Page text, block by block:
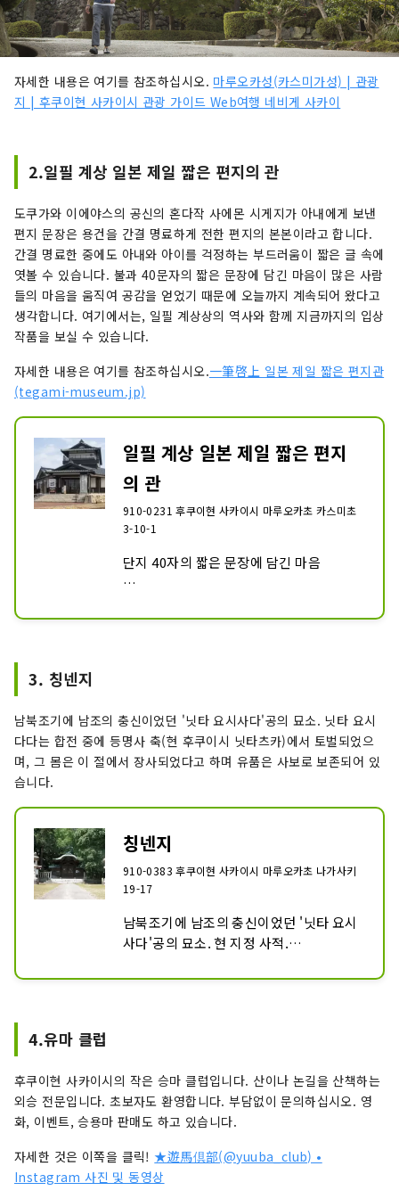
자세한 내용은 여기를 참조하십시오. 마루오카성(카스미가성) | 관광
지 | 후쿠이현 사카이시 관광 가이드 Web여행 네비게 사카이
2.일필 계상 일본 제일 짧은 편지의 관
도쿠가와 이에야스의 공신의 혼다작 사에몬 시게지가 아내에게 보낸
편지 문장은 용건을 간결 명료하게 전한 편지의 본본이라고 합니다.
간결 명료한 중에도 아내와 아이를 걱정하는 부드러움이 짧은 글 속에
엿볼 수 있습니다. 불과 40문자의 짧은 문장에 담긴 마음이 많은 사람
들의 마음을 움직여 공감을 얻었기 때문에 오늘까지 계속되어 왔다고
생각합니다. 여기에서는, 일필 계상상의 역사와 함께 지금까지의 입상
작품을 보실 수 있습니다.
자세한 내용은 여기를 참조하십시오.一筆啓上 일본 제일 짧은 편지관
(tegami-museum.jp)
일필 계상 일본 제일 짧은 편지
의 관
910-0231 후쿠이현 사카이시 마루오카초 카스미초
3-10-1
단지 40자의 짧은 문장에 담긴 마음
의 용명을 담은 혼다작 사에몬 시게지가 진
있습니다. 편지로 가족의 안부를 걱정하는
것은 옛날에도 지금도 변함이 없습니다. 이
편지문 속에 나오는 '선'이란, 후의 마루오
요라고 했습니다.
은 편지 일필 계상상」은 혼다작 사에몬 중
차의 편지를 모티브로 시작되었습니다. 인
간관계가 희박하다고 하는 현대에, 일본의
「일필 계상상」입니다만, 불과 40문자의
짧은 문장에 담긴 마음이, 많은 사람들의
3. 칭넨지
남북조기에 남조의 충신이었던 '닛타 요시사다'공의 묘소. 닛타 요시
다다는 합전 중에 등명사 축(현 후쿠이시 닛타츠카)에서 토벌되었으
며, 그 몸은 이 절에서 장사되었다고 하며 유품은 사보로 보존되어 있
습니다.
칭넨지
910-0383 후쿠이현 사카이시 마루오카초 나가사키
19-17
남북조기에 남조의 충신이었던 '닛타 요시
사다'공의 묘소. 현 지정 사적.
후쿠이시 닛타츠카)에서 토벌되었고, 그
아케치성은 사이토 미사코에게 공격받아
성을 쫓겨납니다. 그 후, 미쓰히데 이치야
는 1562년경부터 5년간 정도 칭념사의 문
앞에서 비밀리에 가난하게 생활하고 있었
습니다. 아내의 연자는 자신의 흑발을 팔아
금전으로 바꾸어 남편의 면목을 세웠다고
4.유마 클럽
후쿠이현 사카이시의 작은 승마 클럽입니다. 산이나 논길을 산책하는
외승 전문입니다. 초보자도 환영합니다. 부담없이 문의하십시오. 영
화, 이벤트, 승용마 판매도 하고 있습니다.
자세한 것은 이쪽을 클릭! ★遊馬倶部(@yuuba_club) •
Instagram 사진 및 동영상